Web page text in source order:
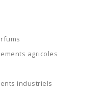
agricoles
industriels